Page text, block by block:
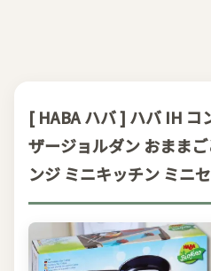
[ HABA ハバ ] ハバ IH コ
ザージョルダン おまま
ンジ ミニキッチン ミニ